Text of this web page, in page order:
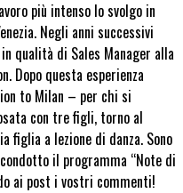
più intenso lo svolgo in
Negli anni successivi
qualità di Sales Manager alla
Dopo questa esperienza
to Milan – per chi si
con tre figli, torno al
figlia a lezione di danza. Sono
il programma “Note di
ai post i vostri commenti!